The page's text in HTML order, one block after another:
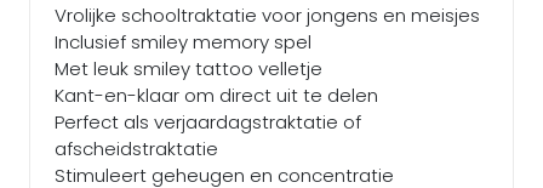
Vrolijke schooltraktatie voor jongens en meisjes
Inclusief smiley memory spel
Met leuk smiley tattoo velletje
Kant-en-klaar om direct uit te delen
Perfect als verjaardagstraktatie of
afscheidstraktatie
Stimuleert geheugen en concentratie